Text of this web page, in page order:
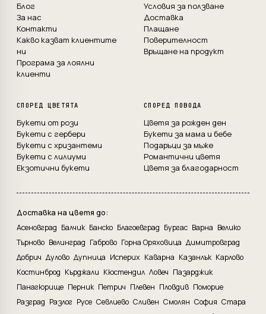
Блог
За нас
Контакти
Какво казват клиентите
ни
Програма за лоялни
клиенти
Условия за ползване
Доставка
Плащане
Поверителност
Връщане на продукт
СПОРЕД ЦВЕТЯТА
Букети от рози
Букети с гербери
Букети с хризантеми
Букети с лилиуми
Екзотични букети
СПОРЕД ПОВОДА
Цветя за рожден ден
Букети за мама и бебе
Подаръци за мъже
Романтични цветя
Цветя за благодарност
Доставка на цветя до:
Асеновград Балчик Банско Благоевград Бургас Варна Велико
Търново Велинград Габрово Горна Оряховица Димитровград
Добрич Дулово Дупница Исперих Каварна Казанлък Карлово
Костинброд Кърджали Кюстендил Ловеч Пазарджик
Панагюрище Перник Петрич Плевен Пловдив Поморие
Разград Разлог Русе Севлиево Сливен Смолян София Стара